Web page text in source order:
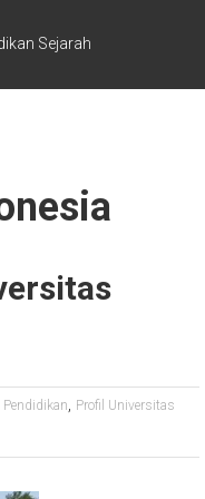
Sejarah
, Profil Universitas